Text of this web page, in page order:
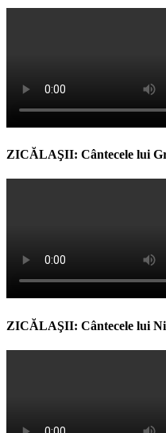
ZICĂLAŞII: Cântecele lui
ZICĂLAŞII: Cântecele lui